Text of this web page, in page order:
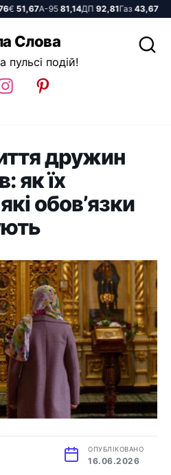
51,67А-9581,14ДП92,81Газ43,67 ☀️
Слова
пульсі подій!
дружин
як їх
обов’язки
ОПУБЛІКОВАНО
16.06.2026